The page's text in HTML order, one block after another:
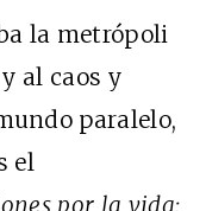
la metrópoli
al caos y
paralelo,
el